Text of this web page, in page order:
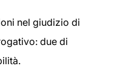
nel giudizio di
due di